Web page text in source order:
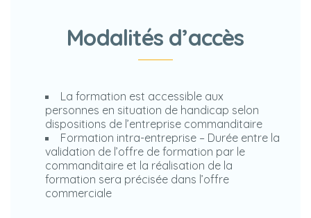
Modalités d’accès
La formation est accessible aux
personnes en situation de handicap selon
dispositions de l’entreprise commanditaire
Formation intra-entreprise – Durée entre la
validation de l’offre de formation par le
commanditaire et la réalisation de la
formation sera précisée dans l’offre
commerciale